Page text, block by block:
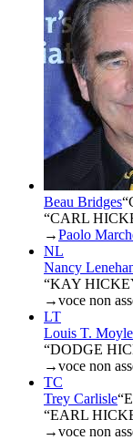
Beau Bridges“
“CARL
→Paolo
NL
Nancy
“KAY
→voce non
LT
Louis T. Moyle
“DODGE
→voce non
TC
Trey Carlisle“
“EARL
→voce non